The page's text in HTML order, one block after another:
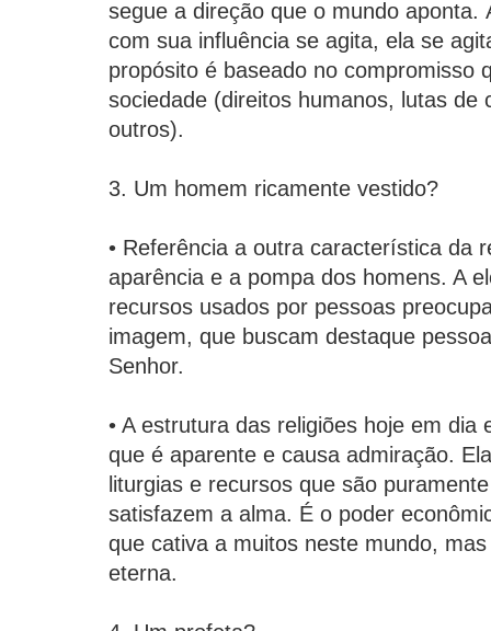
segue a direção que o mundo aponta.
com sua influência se agita, ela se
propósito é baseado no compromisso
sociedade (direitos humanos, lutas de
outros).
3. Um homem ricamente vestido?
• Referência a outra característica da
aparência e a pompa dos homens. A
recursos usados por pessoas
imagem, que buscam destaque
Senhor.
• A estrutura das religiões hoje em dia
que é aparente e causa admiração.
liturgias e recursos que são
satisfazem a alma. É o poder
que cativa a muitos neste mundo,
eterna.